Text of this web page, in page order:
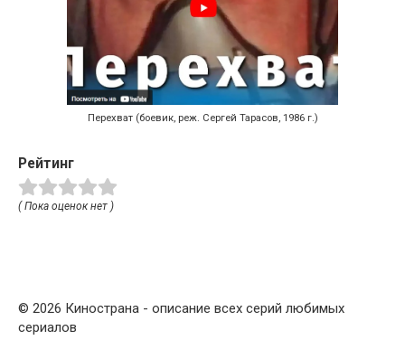
Перехват (боевик, реж. Сергей Тарасов, 1986 г.)
Рейтинг
( Пока оценок нет )
© 2026 Кинострана - описание всех серий любимых
сериалов